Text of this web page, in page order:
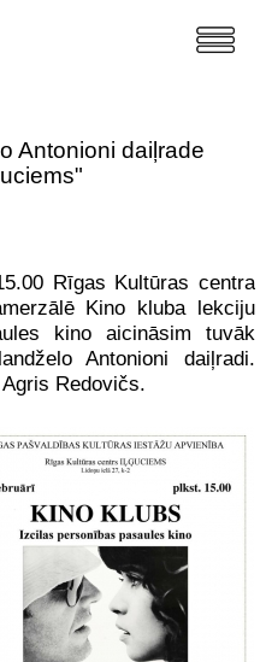
Antonioni daiļrade
Rīgas Kultūras centra
Kino kluba lekciju
kino aicināsim tuvāk
Antonioni daiļradi.
Redovičs.